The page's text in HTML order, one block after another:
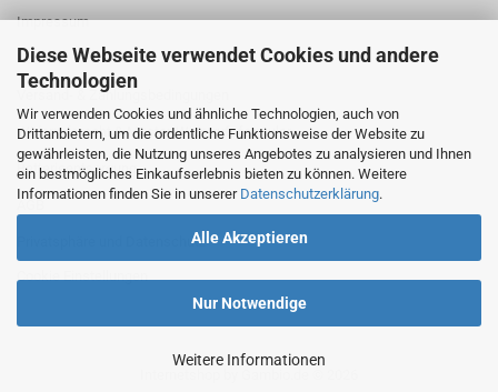
Diese Webseite verwendet Cookies und andere
Technologien
Wir verwenden Cookies und ähnliche Technologien, auch von
Drittanbietern, um die ordentliche Funktionsweise der Website zu
gewährleisten, die Nutzung unseres Angebotes zu analysieren und Ihnen
ein bestmögliches Einkaufserlebnis bieten zu können. Weitere
Informationen finden Sie in unserer Datenschutzerklärung.
Alle Akzeptieren
Nur Notwendige
Weitere Informationen
Impressum
Kontakt
Versand- & Zahlungsbedingungen
Widerrufsrecht & Muster-Widerrufsformular
Batterieentsorgung
Privatsphäre und Datenschutz
Cookie Einstellungen